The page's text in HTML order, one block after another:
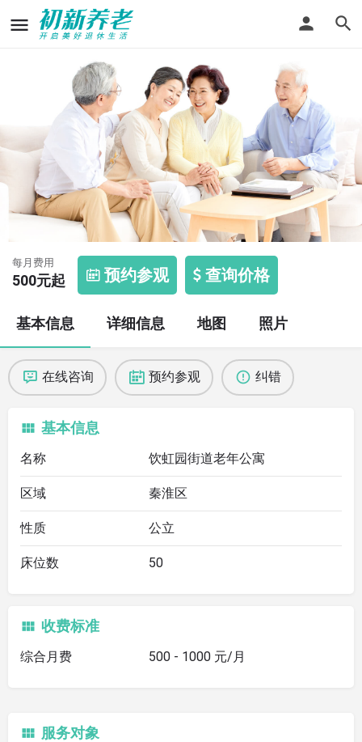
饮虹园街道老年公寓
每月费用
500元起 预约参观 查询价格
基本信息 详细信息 地图 照片
在线咨询 预约参观 纠错
基本信息
名称 饮虹园街道老年公寓
区域 秦淮区
性质 公立
床位数 50
收费标准
综合月费 500 - 1000 元/月
服务对象